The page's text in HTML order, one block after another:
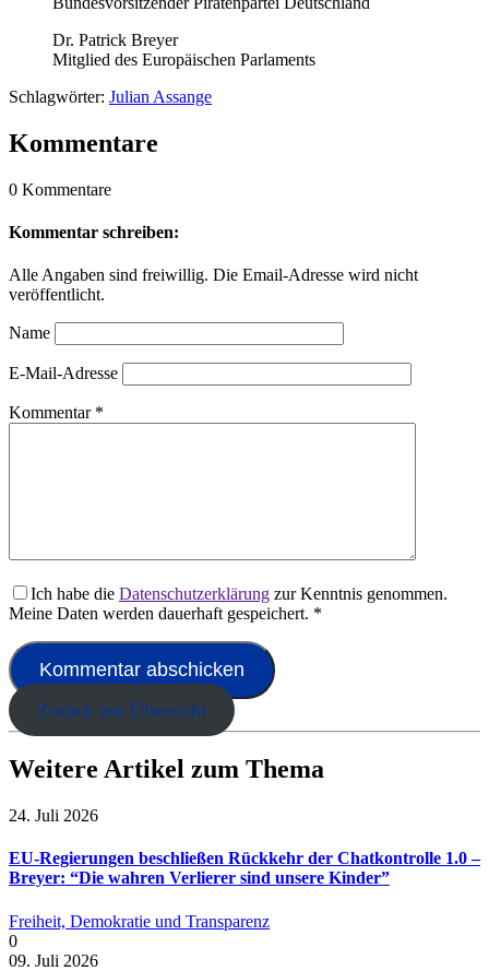
Dr. Patrick Breyer
Mitglied des Europäischen Parlaments
Schlagwörter: Julian Assange
Kommentare
0 Kommentare
Kommentar schreiben:
Alle Angaben sind freiwillig. Die Email-Adresse wird nicht
veröffentlicht.
Name
E-Mail-Adresse
Kommentar *
Ich habe die Datenschutzerklärung zur Kenntnis genommen.
Meine Daten werden dauerhaft gespeichert. *
Zurück zur Übersicht
Weitere Artikel zum Thema
24. Juli 2026
EU-Regierungen beschließen Rückkehr der Chatkontrolle 1.0 –
Breyer: “Die wahren Verlierer sind unsere Kinder”
Freiheit, Demokratie und Transparenz
0
09. Juli 2026